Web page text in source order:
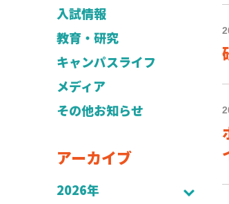
入試情報
教育・研究
キャンパスライフ
メディア
その他お知らせ
アーカイブ
2026年